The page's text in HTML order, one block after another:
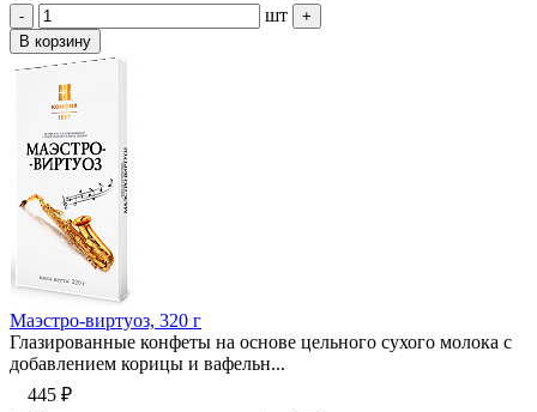
- шт
+
В корзину
Маэстро-виртуоз, 320 г
Глазированные конфеты на основе цельного сухого молока с
добавлением корицы и вафельн...
445 ₽